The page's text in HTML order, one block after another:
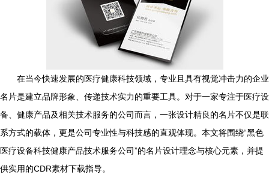
在当今快速发展的医疗健康科技领域，专业且具有视觉冲击力的企业
名片是建立品牌形象、传递技术实力的重要工具。对于一家专注于医疗设
备、健康产品及相关技术服务的公司而言，一张设计精良的名片不仅是联
系方式的载体，更是公司专业性与科技感的直观体现。本文将围绕“黑色
医疗设备科技健康产品技术服务公司”的名片设计理念与核心元素，并提
供实用的CDR素材下载指导。